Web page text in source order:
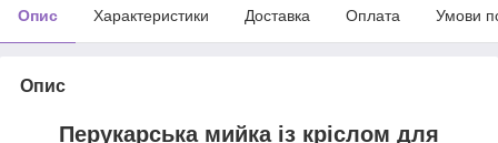
Опис Характеристики Доставка Оплата Умови
Опис
Перукарська мийка із кріслом для